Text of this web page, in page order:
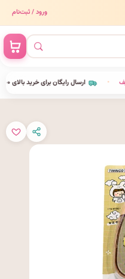
ورود / ثبت‌نام
ارسال رایگان برای خرید بالای •